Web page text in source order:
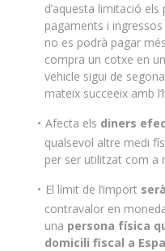
d’aquesta limitació
pagaments i
no es podrà pagar
compra un cotxe en
vehicle sigui de
mateix succeeix amb
Afecta els diners
qualsevol altre medi
per ser utilitzat com a
El límit de l’import
contravalor en
una persona física
domicili fiscal a